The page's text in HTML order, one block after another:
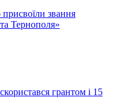
звання
Тернополя»
грантом і 15